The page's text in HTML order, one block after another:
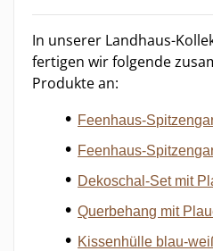
In unserer Landhaus-
fertigen wir folgende
Produkte an:
Feenhaus-
Feenhaus-
Dekoschal-Set mit
Querbehang mit
Kissenhülle blau-